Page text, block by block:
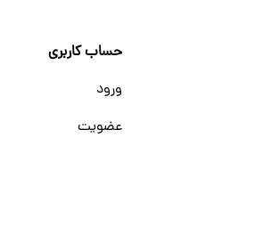
حساب کاربری
ورود
عضویت